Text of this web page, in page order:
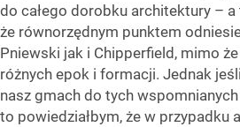
do całego dorobku architektury – a
że równorzędnym punktem
Pniewski jak i Chipperfield, mimo
różnych epok i formacji. Jednak
nasz gmach do tych
to powiedziałbym, że w przypadku